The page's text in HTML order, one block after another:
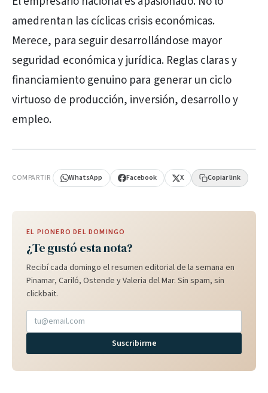
amedrentan las cíclicas crisis económicas.
Merece, para seguir desarrollándose mayor
seguridad económica y jurídica. Reglas claras y
financiamiento genuino para generar un ciclo
virtuoso de producción, inversión, desarrollo y
empleo.
COMPARTIR WhatsApp Facebook X Copiar link
EL PIONERO DEL DOMINGO
¿Te gustó esta nota?
Recibí cada domingo el resumen editorial de la semana en
Pinamar, Cariló, Ostende y Valeria del Mar. Sin spam, sin
clickbait.
Suscribirme